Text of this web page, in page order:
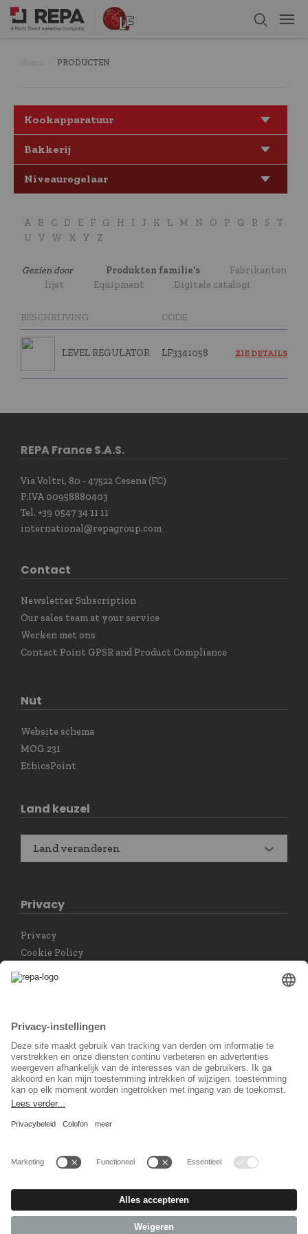
PRODUCTEN
Kookapparatuur
Bakkerij
Niveauregelaar
A B C D E F G H I J K L M N O P Q R S
T
U
V W X Y Z
Gezien door Produkten familie's
Fabrikanten
lijst
Equipment Digitale catalogi
BESCHRIJVING CODE
LEVEL REGULATOR LF3341058 ZIE DETAILS
REPA France S.A.S.
Via Voltri, 80 - 47522 Cesena (FC)
P.IVA 00958880403
Tel. +39 0547 34 11 11
international@repagroup.com
Contact
Newsletter Subscription
Our sales team at your service
Werken met ons
Contact Point GPSR and Product Compliance
Nut
Website schema
MOG 231
EthicsPoint
Land keuzel
Land veranderen
Privacy
Privacy
Cookie Policy
Nederlands
Sociaal Netwerk
© 2026 REPA Holding GmbH. All rights reserved